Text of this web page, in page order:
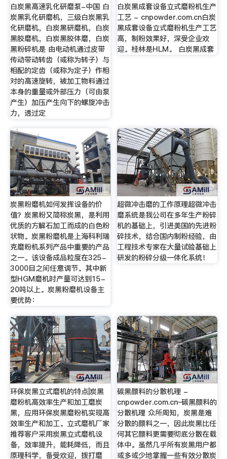
白炭黑高速乳化研磨泵-中国 白
炭黑乳化研磨机，三级白炭黑乳
化研磨机，白炭黑研磨机，白炭
黑胶磨机，白炭黑胶体磨，白炭
黑粉碎机是 由电动机通过皮带
传动带动转齿（或称为转子）与
相配的定齿（或称为定子）作相
对的高速旋转，被加工物料通过
本身的重量或外部压力（可由泵
产生）加压产生向下的螺旋冲击
力，透过定
白炭黑成套设备立式磨粉机生产
工艺 - cnpowder.com.cn白炭
黑成套设备立式磨粉机生产工艺
高，制粉效果好，深受企业欢
迎。桂林是HLM。 白炭黑成套
炭黑粉磨机如何发挥设备的价
值？炭黑粉又简称炭黑，是利用
优质的方解石加工而成的白色粉
状物。炭黑粉磨机是上海科利瑞
克磨粉机系列产品中重要的产品
之一。该设备成品粒度在325-
3000目之间任意调节。其中新
型HGM磨机时产量可达到15-
20吨以上。炭黑粉磨机设备主
要优势：
超微冲击磨的工作原理超微冲击
磨系统是我公司在多年生产粉碎
机的基础上，引进美国的先进粉
碎技术，结合国内制粉经验，由
工程技术专家在大量试验基础上
研发的粉碎分级一体化系统！
环保炭黑立式磨机的特点|炭黑
磨粉机高效率生产和加工磨炭
黑，应用环保炭黑磨粉机实现高
效率生产和加工。立式磨机厂家
推荐客户采用炭黑立式磨机设
备，效率提升，能耗降低，而且
原理科学，备受欢迎，拨打磨
碳黑颜料的分散机理 -
cnpowder.com.cn~碳黑颜料的
分散机理 众所周知，炭黑是难
分散的颜料之一，因此炭黑比任
何其它颜料更需要彻底分散在载
体中。虽然几乎所有炭黑用户都
或多或少地掌握一些有效分散炭